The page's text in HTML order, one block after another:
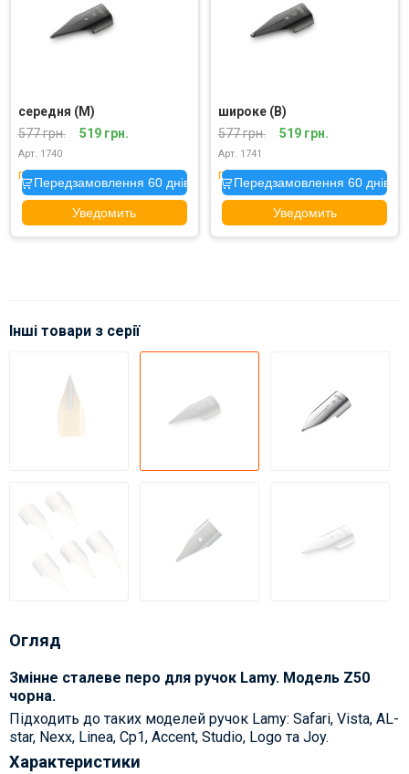
середня (M)
577 грн.
519 грн.
Арт. 1740
під замовлення
Передзамовлення 60 днів
Уведомить
широке (B)
577 грн.
519 грн.
Арт. 1741
під замовлення
Передзамовлення 60 днів
Уведомить
Інші товари з серії
Огляд
Змінне сталеве перо для ручок Lamy. Модель Z50
чорна.
Підходить до таких моделей ручок Lamy: Safari, Vista, AL-
star, Nexx, Linea, Cp1, Accent, Studio, Logo та Joy.
Характеристики